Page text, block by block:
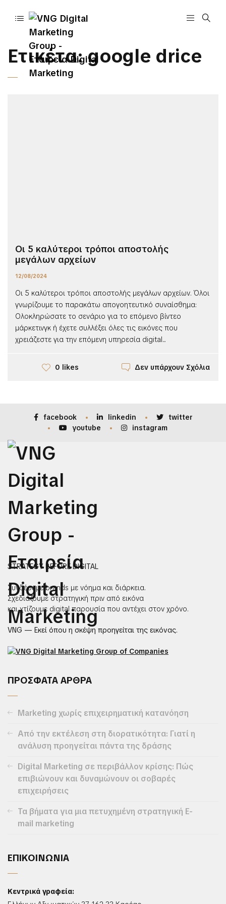
Ετικέτα:google drice
Οι 5 καλύτεροι τρόποι αποστολής
μεγάλων αρχείων
12/08/2024
Οι 5 καλύτεροι τρόποι αποστολής μεγάλων αρχείων. Όλοι
γνωρίζουμε το παρακάτω απογοητευτικό συναίσθημα:
Ολοκληρώσατε το σενάριο για το επόμενο βίντεο
μάρκετινγκ ή έχετε συλλέξει όλες τις εικόνες που
χρειάζεστε για την επόμενη υπηρεσία digital...
0 likes Δεν υπάρχουν Σχόλια
facebook linkedin
twitter
youtube
instagram
STRATEGY BEFORE DIGITAL
Συνδέουμε brands με νόημα και διάρκεια.
Σχεδιάζουμε στρατηγική πριν από εικόνα
και χτίζουμε digital παρουσία που αντέχει στον χρόνο.
VNG — Εκεί όπου η σκέψη προηγείται της εικόνας.
ΠΡΟΣΦΑΤΑ ΑΡΘΡΑ
Marketing χωρίς επιχειρηματική κατανόηση
Από την εκτέλεση στη διορατικότητα: Γιατί η
ανάλυση προηγείται πάντα της δράσης
Digital Marketing σε περιβάλλον κρίσης: Πώς
επιβιώνουν και δυναμώνουν οι σοβαρές
επιχειρήσεις
Τα βήματα για μια πετυχημένη στρατηγική E-
mail marketing
ΕΠΙΚΟΙΝΩΝΙΑ
Κεντρικά γραφεία: